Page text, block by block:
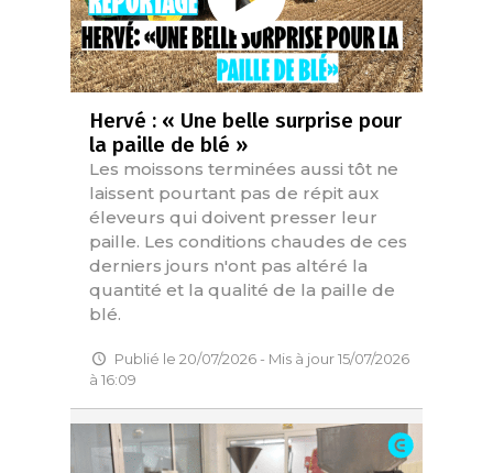
Hervé : « Une belle surprise pour
la paille de blé »
Les moissons terminées aussi tôt ne
laissent pourtant pas de répit aux
éleveurs qui doivent presser leur
paille. Les conditions chaudes de ces
derniers jours n'ont pas altéré la
quantité et la qualité de la paille de
blé.
Publié le 20/07/2026 - Mis à jour 15/07/2026
à 16:09